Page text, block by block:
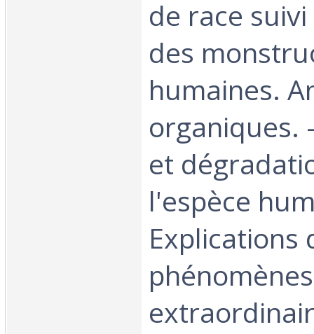
de race
des
humaines.
organiques.
et
l'espèce
Explications